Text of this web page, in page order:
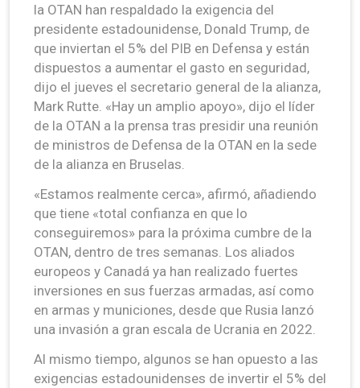
la OTAN han respaldado la exigencia del
presidente estadounidense, Donald Trump, de
que inviertan el 5% del PIB en Defensa y están
dispuestos a aumentar el gasto en seguridad,
dijo el jueves el secretario general de la alianza,
Mark Rutte. «Hay un amplio apoyo», dijo el líder
de la OTAN a la prensa tras presidir una reunión
de ministros de Defensa de la OTAN en la sede
de la alianza en Bruselas.
«Estamos realmente cerca», afirmó, añadiendo
que tiene «total confianza en que lo
conseguiremos» para la próxima cumbre de la
OTAN, dentro de tres semanas. Los aliados
europeos y Canadá ya han realizado fuertes
inversiones en sus fuerzas armadas, así como
en armas y municiones, desde que Rusia lanzó
una invasión a gran escala de Ucrania en 2022.
Al mismo tiempo, algunos se han opuesto a las
exigencias estadounidenses de invertir el 5% del